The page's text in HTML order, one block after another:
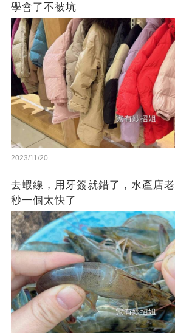
學會了不被坑
2023/11/20
去蝦線，用牙簽就錯了，水產店
秒一個太快了